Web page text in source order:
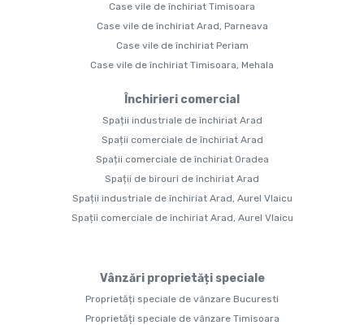
Case vile de închiriat Timisoara
Case vile de închiriat Arad, Parneava
Case vile de închiriat Periam
Case vile de închiriat Timisoara, Mehala
Închirieri comercial
Spații industriale de închiriat Arad
Spații comerciale de închiriat Arad
Spații comerciale de închiriat Oradea
Spații de birouri de închiriat Arad
Spații industriale de închiriat Arad, Aurel Vlaicu
Spații comerciale de închiriat Arad, Aurel Vlaicu
Vânzări proprietăți speciale
Proprietăți speciale de vânzare Bucuresti
Proprietăți speciale de vânzare Timisoara